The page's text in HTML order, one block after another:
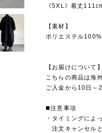
《5XL》着丈
【素材】
ポリエステル100%
【お届けについて】
こちらの商品は海
ご入金から10日～
◼️注意事項
・タイミングによ
注文キャンセル